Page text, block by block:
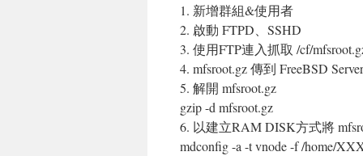
1. 新增群組&使用者
2. 啟動 FTPD、SSHD
3. 使用FTP連入抓取 /cf/
4. mfsroot.gz 傳到 FreeBSD
5. 解開 mfsroot.gz
gzip -d mfsroot.gz
6. 以建立RAM DISK方式將
mdconfig -a -t vnode -f /home/